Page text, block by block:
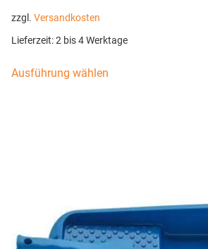
zzgl. Versandkosten
Lieferzeit:2 bis 4 Werktage
Ausführung wählen